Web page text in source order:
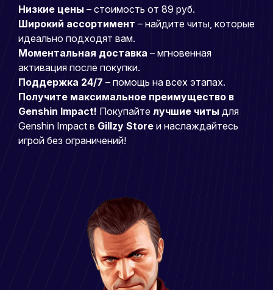
Низкие цены – стоимость от 89 руб.
Широкий ассортимент – найдите читы, которые
идеально подходят вам.
Моментальная доставка – мгновенная
активация после покупки.
Поддержка 24/7 – помощь на всех этапах.
Получите максимальное преимущество в
Genshin Impact! Покупайте лучшие читы для
Genshin Impact в Gillzy Store и наслаждайтесь
игрой без ограничений!